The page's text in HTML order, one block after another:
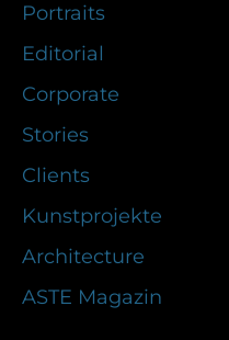
Portraits
Editorial
Corporate
Stories
Clients
Kunstprojekte
Architecture
ASTE Magazin